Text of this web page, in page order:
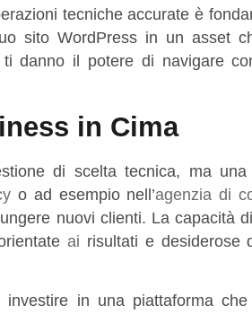
tecniche accurate è
sito WordPress in un asset
danno il potere di navigare
in Cima
di scelta tecnica, ma
o ad esempio nell’agenzia di
nuovi clienti. La capacità
ai risultati e desiderose
investire in una piattaforma